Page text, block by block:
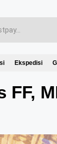
Ekspedisi
FF,